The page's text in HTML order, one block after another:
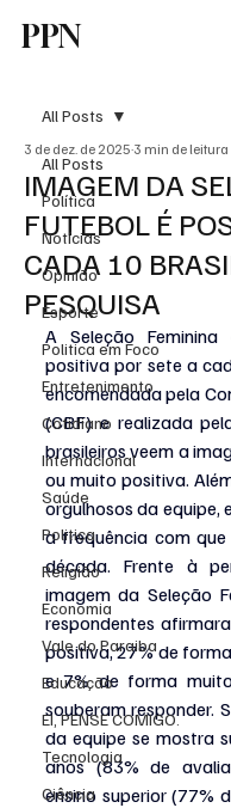
PPN
All Posts
Política
Notícias
Opinião
Esporte
Politica em Foco
Entretenimento
Cotidiano
Internacional
Saúde
Politica
Religião
Economia
Vale do Paraiba
Educação
EI, PENSE COMIGO.
Tecnologia
Ciência
All Posts
IMAGEM DA
FUTEBOL É
CADA 10
PESQUISA
3 de dez. de 2025 3 min de leitura
A Seleção
positiva por sete a
encomendada pela
(CBF) e realizada
brasileiros veem a
ou muito positiva.
orgulhosos da equipe,
a frequência com
década. Frente à
imagem da Seleção
respondentes
positiva, 27% de
e 7% de forma
souberam responder.
da equipe se mostra
anos (83% de
ensino superior (77%